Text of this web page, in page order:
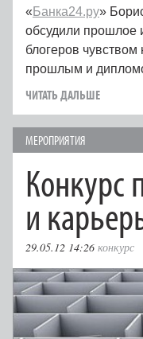
« Банка24.ру»
обсудили прошлое
блогеров
прошлым и
ЧИТАТЬ ДАЛЬШЕ
МЕРОПРИЯТИЯ
Конкурс
и
29.05.12 14:26 конкурс